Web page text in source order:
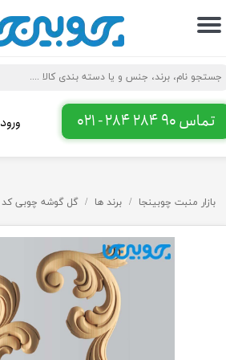
تماس 90 284 284 - 021 ورود
حساب کاربری من
تغییر گذر واژه
سفارشات
خروج از حساب کاربری
بازار منبت چوبینجا برند ها گل گوشه چوبی کد L107